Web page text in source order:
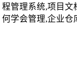
程管理系统,项目文
何学会管理,企业仓